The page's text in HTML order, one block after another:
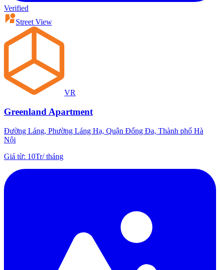
Verified
Street View
VR
Greenland Apartment
Đường Láng, Phường Láng Hạ, Quận Đống Đa, Thành phố Hà
Nội
Giá từ: 10Tr/tháng